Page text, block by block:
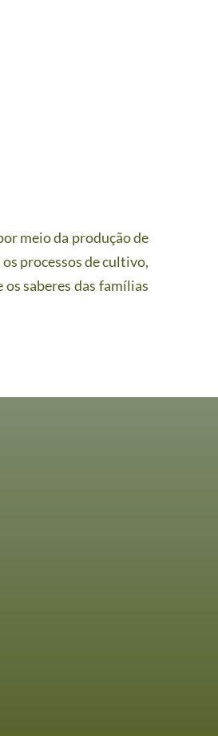
meio da produção de
processos de cultivo,
saberes das famílias